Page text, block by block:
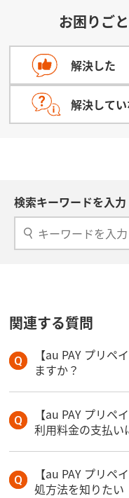
お困りご
解決した
解決して
検索キーワードを入力
関連する質問
【au PAY プリペ
ますか？
【au PAY プリペ
利用料金の支払い
【au PAY プリ
処方法を知りたい